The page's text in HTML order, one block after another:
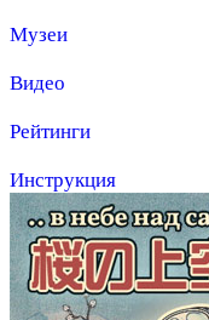
Музеи
Видео
Рейтинги
Инструкция